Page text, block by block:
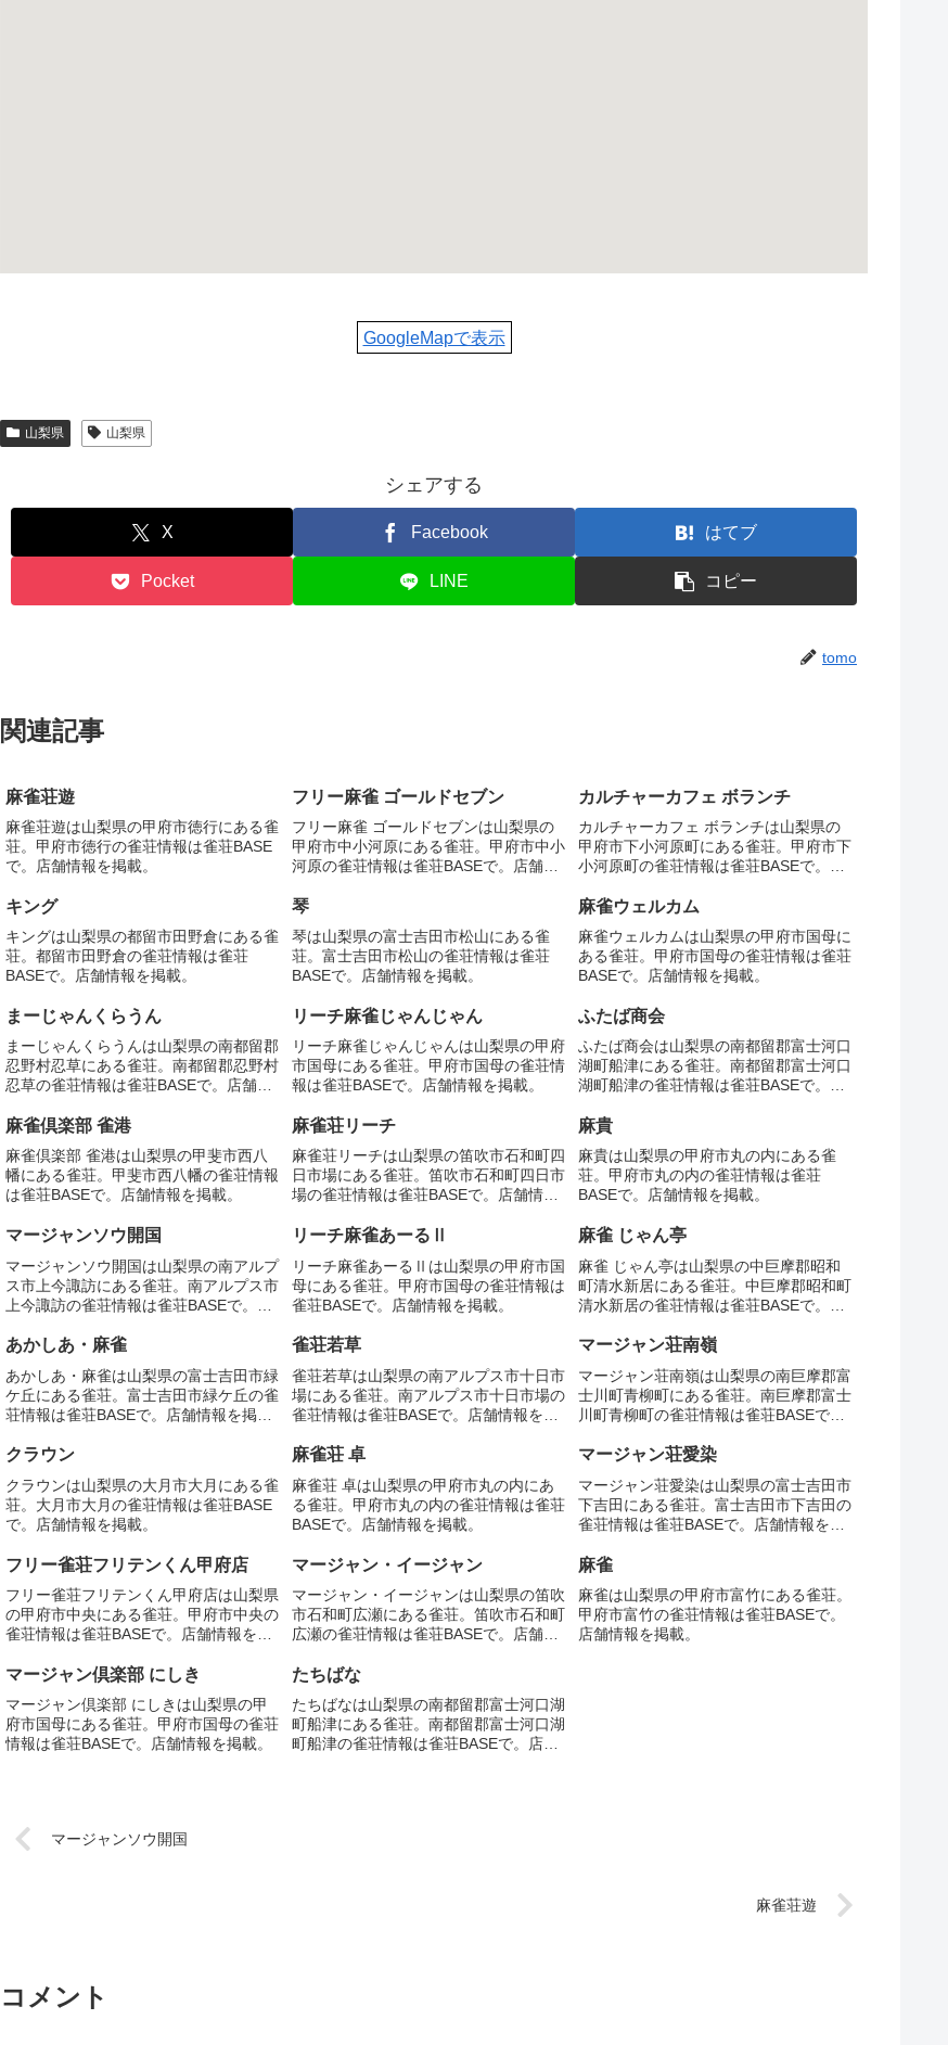
GoogleMapで表示
山梨県 山梨県
シェアする
X Facebook はてブ
Pocket LINE コピー
tomo
関連記事
麻雀荘遊
麻雀荘遊は山梨県の甲府市徳行にある雀
荘。甲府市徳行の雀荘情報は雀荘BASE
で。店舗情報を掲載。
フリー麻雀 ゴールドセブン
フリー麻雀 ゴールドセブンは山梨県の
甲府市中小河原にある雀荘。甲府市中小
河原の雀荘情報は雀荘BASEで。店舗情
カルチャーカフェ ボランチ
カルチャーカフェ ボランチは山梨県の
甲府市下小河原町にある雀荘。甲府市下
小河原町の雀荘情報は雀荘BASEで。店
キング
キングは山梨県の都留市田野倉にある雀
荘。都留市田野倉の雀荘情報は雀荘
BASEで。店舗情報を掲載。
琴
琴は山梨県の富士吉田市松山にある雀
荘。富士吉田市松山の雀荘情報は雀荘
BASEで。店舗情報を掲載。
麻雀ウェルカム
麻雀ウェルカムは山梨県の甲府市国母に
ある雀荘。甲府市国母の雀荘情報は雀荘
BASEで。店舗情報を掲載。
まーじゃんくらうん
まーじゃんくらうんは山梨県の南都留郡
忍野村忍草にある雀荘。南都留郡忍野村
忍草の雀荘情報は雀荘BASEで。店舗情
リーチ麻雀じゃんじゃん
リーチ麻雀じゃんじゃんは山梨県の甲府
市国母にある雀荘。甲府市国母の雀荘情
報は雀荘BASEで。店舗情報を掲載。
ふたば商会
ふたば商会は山梨県の南都留郡富士河口
湖町船津にある雀荘。南都留郡富士河口
湖町船津の雀荘情報は雀荘BASEで。店
麻雀倶楽部 雀港
麻雀倶楽部 雀港は山梨県の甲斐市西八
幡にある雀荘。甲斐市西八幡の雀荘情報
は雀荘BASEで。店舗情報を掲載。
麻雀荘リーチ
麻雀荘リーチは山梨県の笛吹市石和町四
日市場にある雀荘。笛吹市石和町四日市
場の雀荘情報は雀荘BASEで。店舗情報
麻貴
麻貴は山梨県の甲府市丸の内にある雀
荘。甲府市丸の内の雀荘情報は雀荘
BASEで。店舗情報を掲載。
マージャンソウ開国
マージャンソウ開国は山梨県の南アルプ
ス市上今諏訪にある雀荘。南アルプス市
上今諏訪の雀荘情報は雀荘BASEで。店
リーチ麻雀あーるⅡ
リーチ麻雀あーるⅡは山梨県の甲府市国
母にある雀荘。甲府市国母の雀荘情報は
雀荘BASEで。店舗情報を掲載。
麻雀 じゃん亭
麻雀 じゃん亭は山梨県の中巨摩郡昭和
町清水新居にある雀荘。中巨摩郡昭和町
清水新居の雀荘情報は雀荘BASEで。店
あかしあ・麻雀
あかしあ・麻雀は山梨県の富士吉田市緑
ケ丘にある雀荘。富士吉田市緑ケ丘の雀
荘情報は雀荘BASEで。店舗情報を掲
雀荘若草
雀荘若草は山梨県の南アルプス市十日市
場にある雀荘。南アルプス市十日市場の
雀荘情報は雀荘BASEで。店舗情報を掲
マージャン荘南嶺
マージャン荘南嶺は山梨県の南巨摩郡富
士川町青柳町にある雀荘。南巨摩郡富士
川町青柳町の雀荘情報は雀荘BASEで。
クラウン
クラウンは山梨県の大月市大月にある雀
荘。大月市大月の雀荘情報は雀荘BASE
で。店舗情報を掲載。
麻雀荘 卓
麻雀荘 卓は山梨県の甲府市丸の内にあ
る雀荘。甲府市丸の内の雀荘情報は雀荘
BASEで。店舗情報を掲載。
マージャン荘愛染
マージャン荘愛染は山梨県の富士吉田市
下吉田にある雀荘。富士吉田市下吉田の
雀荘情報は雀荘BASEで。店舗情報を掲
フリー雀荘フリテンくん甲府店
フリー雀荘フリテンくん甲府店は山梨県
の甲府市中央にある雀荘。甲府市中央の
雀荘情報は雀荘BASEで。店舗情報を掲
マージャン・イージャン
マージャン・イージャンは山梨県の笛吹
市石和町広瀬にある雀荘。笛吹市石和町
広瀬の雀荘情報は雀荘BASEで。店舗情
麻雀
麻雀は山梨県の甲府市富竹にある雀荘。
甲府市富竹の雀荘情報は雀荘BASEで。
店舗情報を掲載。
マージャン倶楽部 にしき
マージャン倶楽部 にしきは山梨県の甲
府市国母にある雀荘。甲府市国母の雀荘
情報は雀荘BASEで。店舗情報を掲載。
たちばな
たちばなは山梨県の南都留郡富士河口湖
町船津にある雀荘。南都留郡富士河口湖
町船津の雀荘情報は雀荘BASEで。店舗
マージャンソウ開国
麻雀荘遊
コメント